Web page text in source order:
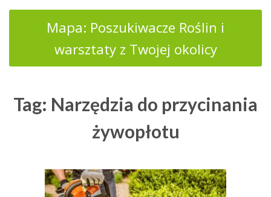
Mapa: Poszukiwacze Roślin i
warsztaty z Twojej okolicy
Tag: Narzędzia do przycinania
żywopłotu